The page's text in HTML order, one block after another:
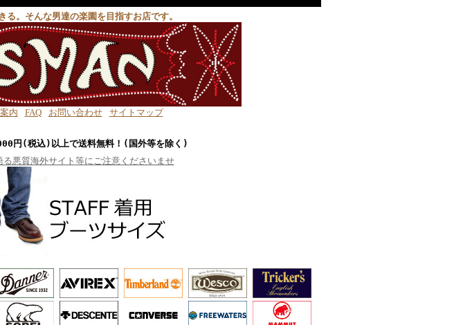
。そんな男達の楽園を目指すお店です。
内 FAQ お問い合わせ サイトマップ
円(税込)以上で送料無料！(国外等を除く)
る悪質海外サイト等にご注意くださいませ